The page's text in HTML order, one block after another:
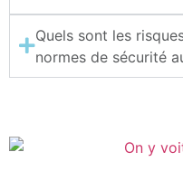
Quels sont les
normes de sécurité